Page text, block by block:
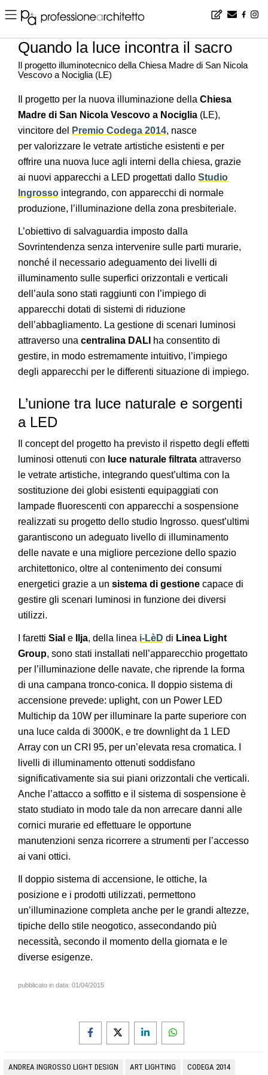
Home ▪ design ▪ progetti ▪ Quando la luce incontra il sacro
Quando la luce incontra il sacro
Il progetto illuminotecnico della Chiesa Madre di San Nicola
Vescovo a Nociglia (LE)
Il progetto per la nuova illuminazione della Chiesa
Madre di San Nicola Vescovo a Nociglia (LE),
vincitore del
Premio Codega 2014, nasce
per valorizzare le vetrate artistiche esistenti e per
offrire una nuova luce agli interni della chiesa, grazie
ai nuovi apparecchi a LED progettati dallo Studio
Ingrosso integrando, con apparecchi di normale
produzione, l’illuminazione della zona presbiteriale.
L’obiettivo di salvaguardia imposto dalla
Sovrintendenza senza intervenire sulle parti murarie,
nonché il necessario adeguamento dei livelli di
illuminamento sulle superfici orizzontali e verticali
dell’aula sono stati raggiunti con l’impiego di
apparecchi dotati di sistemi di riduzione
dell’abbagliamento. La gestione di scenari luminosi
attraverso una centralina DALI ha consentito di
gestire, in modo estremamente intuitivo, l’impiego
degli apparecchi per le differenti situazione di impiego.
L’unione tra luce naturale e sorgenti
a LED
Il concept del progetto ha previsto il rispetto degli effetti
luminosi ottenuti con luce naturale filtrata attraverso
le vetrate artistiche, integrando quest’ultima con la
sostituzione dei globi esistenti equipaggiati con
lampade fluorescenti con apparecchi a sospensione
realizzati su progetto dello studio Ingrosso. quest’ultimi
garantiscono un adeguato livello di illuminamento
delle navate e una migliore percezione dello spazio
architettonico, oltre al contenimento dei consumi
energetici grazie a un sistema di gestione capace di
gestire gli scenari luminosi in funzione dei diversi
utilizzi.
I faretti Sial e Ilja, della linea i-LèD di Linea Light
Group, sono stati installati nell’apparecchio progettato
per l’illuminazione delle navate, che riprende la forma
di una campana tronco-conica. Il doppio sistema di
accensione prevede: uplight, con un Power LED
Multichip da 10W per illuminare la parte superiore con
una luce calda di 3000K, e tre downlight da 1 LED
Array con un CRI 95, per un’elevata resa cromatica. I
livelli di illuminamento ottenuti soddisfano
significativamente sia sui piani orizzontali che verticali.
Anche l’attacco a soffitto e il sistema di sospensione è
stato studiato in modo tale da non arrecare danni alle
cornici murarie ed effettuare le opportune
manutenzioni senza ricorrere a strumenti per l’accesso
ai vani ottici.
Il doppio sistema di accensione, le ottiche, la
posizione e i prodotti utilizzati, permettono
un’illuminazione completa anche per le grandi altezze,
tipiche dello stile neogotico, assecondando più
necessità, secondo il momento della giornata e le
diverse esigenze.
pubblicato in data: 01/04/2015
ANDREA INGROSSO LIGHT DESIGN ART LIGHTING CODEGA 2014